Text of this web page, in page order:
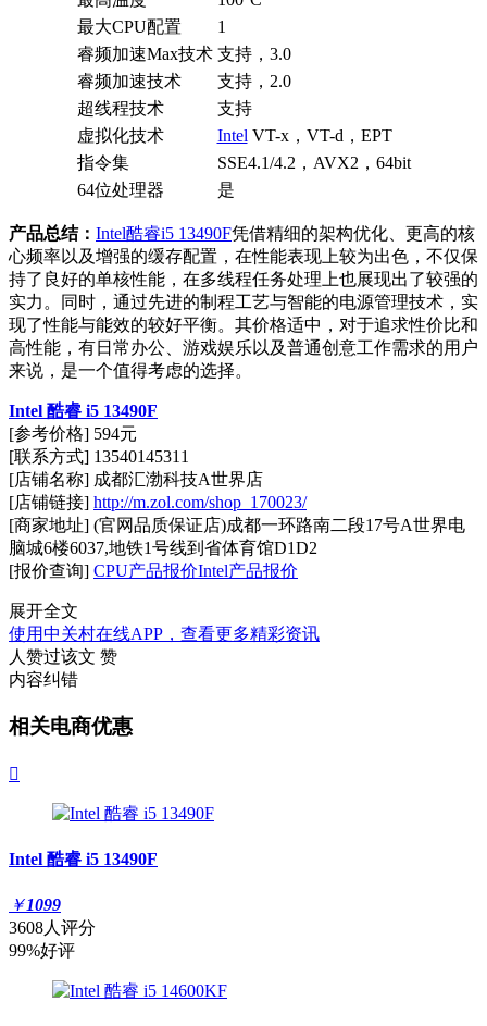
最大CPU配置
1
睿频加速Max技术 支持，3.0
睿频加速技术
支持，2.0
超线程技术
支持
虚拟化技术
Intel VT-x，VT-d，EPT
指令集
SSE4.1/4.2，AVX2，64bit
64位处理器
是
产品总结： Intel酷睿i5 13490F凭借精细的架构优化、更高的核
心频率以及增强的缓存配置，在性能表现上较为出色，不仅保
持了良好的单核性能，在多线程任务处理上也展现出了较强的
实力。同时，通过先进的制程工艺与智能的电源管理技术，实
现了性能与能效的较好平衡。其价格适中，对于追求性价比和
高性能，有日常办公、游戏娱乐以及普通创意工作需求的用户
来说，是一个值得考虑的选择。
Intel 酷睿 i5 13490F
[参考价格] 594元
[联系方式] 13540145311
[店铺名称] 成都汇渤科技A世界店
[店铺链接] http://m.zol.com/shop_170023/
[商家地址] (官网品质保证店)成都一环路南二段17号A世界电
脑城6楼6037,地铁1号线到省体育馆D1D2
[报价查询] CPU产品报价Intel产品报价
展开全文
使用中关村在线APP，查看更多精彩资讯
人赞过该文 赞
内容纠错
相关电商优惠

Intel 酷睿 i5 13490F
￥1099
3608人评分
99%好评